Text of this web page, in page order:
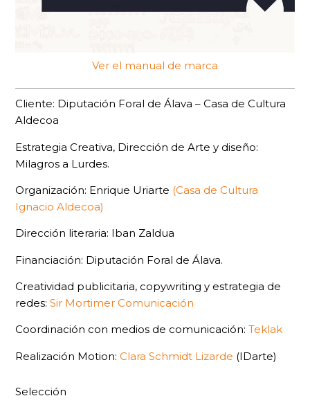
Selección
Ver el manual de marca
Cliente: Diputación Foral de Álava – Casa de Cultura
Aldecoa
Estrategia Creativa, Dirección de Arte y diseño:
Milagros a Lurdes.
Organización: Enrique Uriarte (Casa de Cultura
Ignacio Aldecoa)
Dirección literaria: Iban Zaldua
Financiación: Diputación Foral de Álava.
Creatividad publicitaria, copywriting y estrategia de
redes:Sir Mortimer Comunicación
Coordinación con medios de comunicación:Teklak
Realización Motion:Clara Schmidt Lizarde (IDarte)